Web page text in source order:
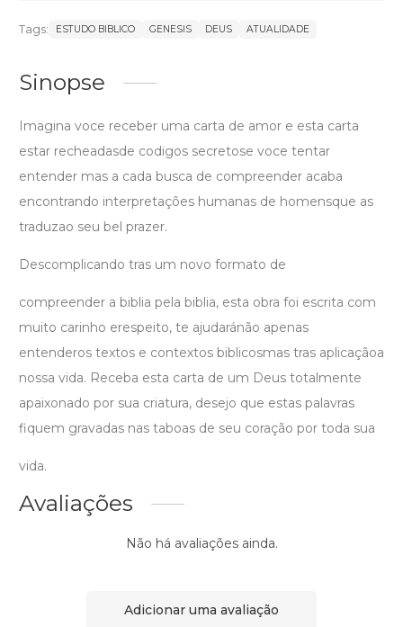
Tags: ESTUDO BIBLICO GENESIS DEUS ATUALIDADE
Sinopse
Imagina voce receber uma carta de amor e esta carta
estar recheadasde codigos secretose voce tentar
entender mas a cada busca de compreender acaba
encontrando interpretações humanas de homensque as
traduzao seu bel prazer.
Descomplicando tras um novo formato de
compreender a biblia pela biblia, esta obra foi escrita com
muito carinho erespeito, te ajudaránão apenas
entenderos textos e contextos biblicosmas tras aplicaçãoa
nossa vida. Receba esta carta de um Deus totalmente
apaixonado por sua criatura, desejo que estas palavras
fiquem gravadas nas taboas de seu coração por toda sua
vida.
Avaliações
Não há avaliações ainda.
Adicionar uma avaliação